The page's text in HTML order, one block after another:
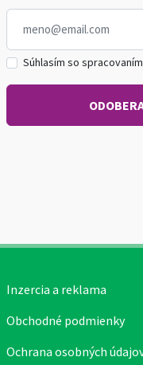
Súhlasím so
Inzercia a reklama
Obchodné podmienky
Ochrana osobných